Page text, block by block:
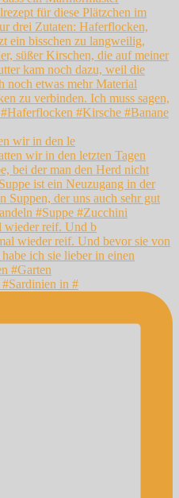
wir in den le
wieder reif. Und b
in #